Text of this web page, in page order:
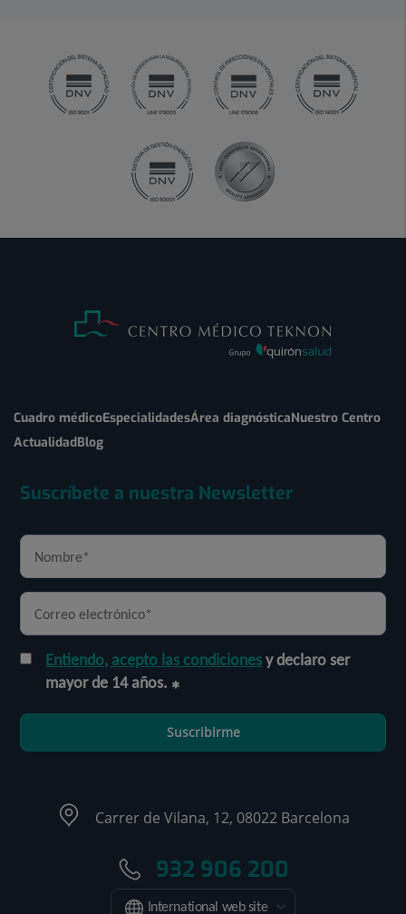
Cuadro médicoEspecialidadesÁrea diagnósticaNuestro Centro
ActualidadBlog
Suscríbete a nuestra Newsletter
Entiendo, acepto las condicionesy declaro ser
mayor de 14 años.
Suscribirme
Carrer de Vilana, 12, 08022 Barcelona
932 906 200
International web site